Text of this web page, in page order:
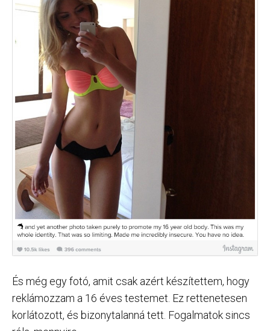
És még egy fotó, amit csak azért készítettem, hogy
reklámozzam a 16 éves testemet. Ez rettenetesen
korlátozott, és bizonytalanná tett. Fogalmatok sincs